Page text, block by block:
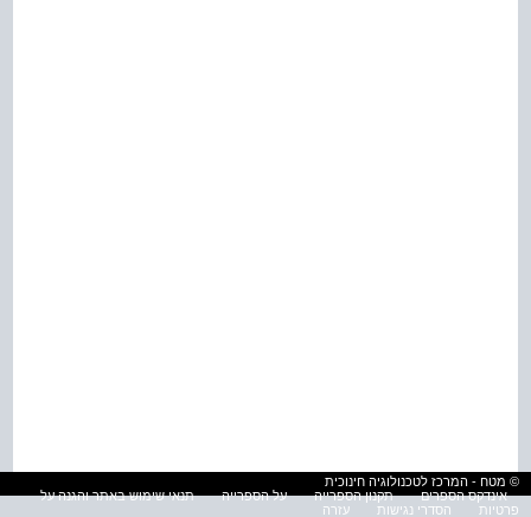
© מטח - המרכז לטכנולוגיה חינוכית
אינדקס הספרים
תקנון הספרייה על הספרייה
תנאי שימוש באתר והגנה על
פרטיות
הסדרי נגישות עזרה